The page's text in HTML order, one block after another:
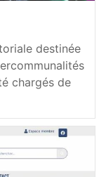
destinée
chargés de